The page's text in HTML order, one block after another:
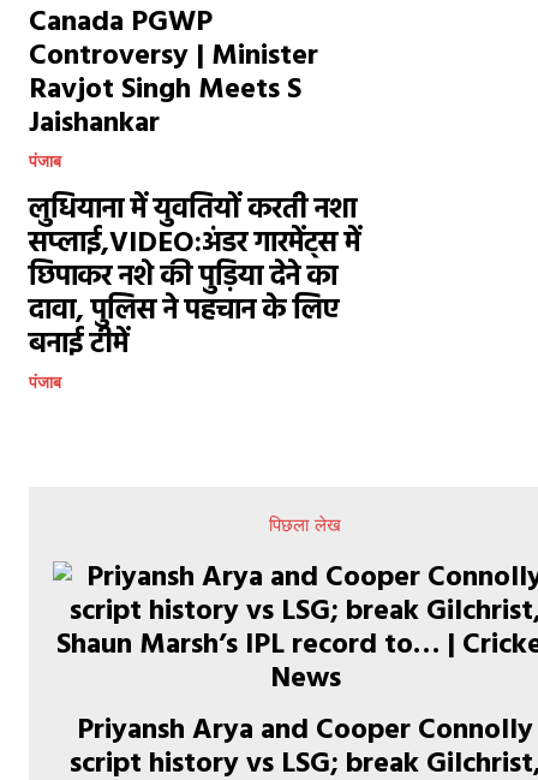
Canada PGWP
Controversy | Minister
Ravjot Singh Meets S
Jaishankar
पंजाब
लुधियाना में युवतियों करती नशा
सप्लाई,VIDEO:अंडर गारमेंट्स में
छिपाकर नशे की पुड़िया देने का
दावा, पुलिस ने पहचान के लिए
बनाई टीमें
पंजाब
पिछला लेख
Priyansh Arya and Cooper Connolly
script history vs LSG; break